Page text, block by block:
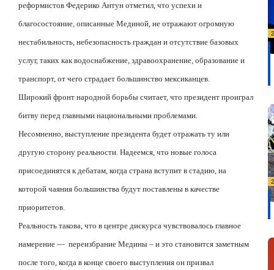
реформистов Федерико Антун отметил, что успехи и
благосостояние, описанные Мединой, не отражают огромную
нестабильность, небезопасность граждан и отсутствие базовых
услуг, таких как водоснабжение, здравоохранение, образование и
транспорт, от чего страдает большинство мексиканцев.
Широкий фронт народной борьбы считает, что президент проиграл
битву перед главными национальными проблемами.
Несомненно, выступление президента будет отражать ту или
другую сторону реальности. Надеемся, что новые голоса
присоединятся к дебатам, когда страна вступит в стадию, на
которой чаяния большинства будут поставлены в качестве
приоритетов.
Реальность такова, что в центре дискурса чувствовалось главное
намерение — переизбрание Медины – и это становится заметным
после того, когда в конце своего выступления он призвал